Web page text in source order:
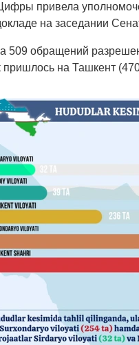
привела
на заседании
509 обращений
пришлось на Ташкент